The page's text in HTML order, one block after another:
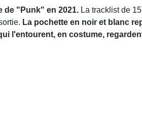
de "Punk" en 2021. La tracklist de
La pochette en noir et blanc
l'entourent, en costume,